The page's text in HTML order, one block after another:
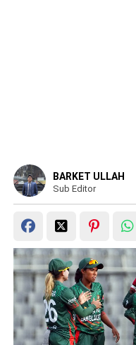
BARKET ULLAH
Sub Editor